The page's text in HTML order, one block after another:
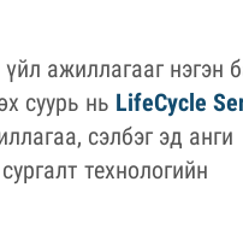
ажиллагааг нэгэн
суурь нь LifeCycle
сэлбэг эд анги
технологийн